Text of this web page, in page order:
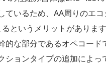
ているため、AA周りのエ
というメリットがあります
的な部分であるオペコード
ションタイプの追加によっ